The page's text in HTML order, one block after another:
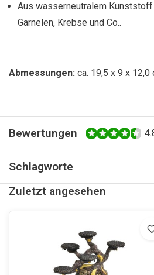
Aus wasserneutralem
Garnelen, Krebse und Co..
Abmessungen: ca. 19,5 x 9 x 12,0
Bewertungen
Schlagworte
Zuletzt angesehen